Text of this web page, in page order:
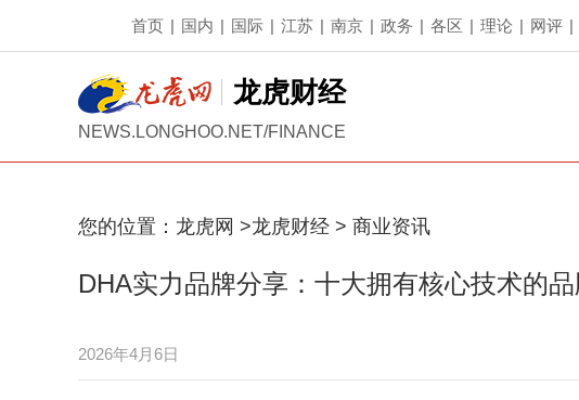
首页 | 国内 | 国际 | 江苏 | 南京 | 政务 | 各区 | 理论 | 网评 |
龙虎财经
NEWS.LONGHOO.NET/FINANCE
您的位置： 龙虎网 >龙虎财经 > 商业资讯
DHA实力品牌分享：十大拥有核心技术的
2026年4月6日